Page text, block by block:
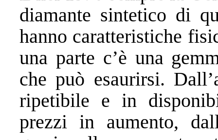
diamante sintetico di
hanno caratteristiche
una parte c’è una
che può esaurirsi.
ripetibile e in
prezzi in aumento,